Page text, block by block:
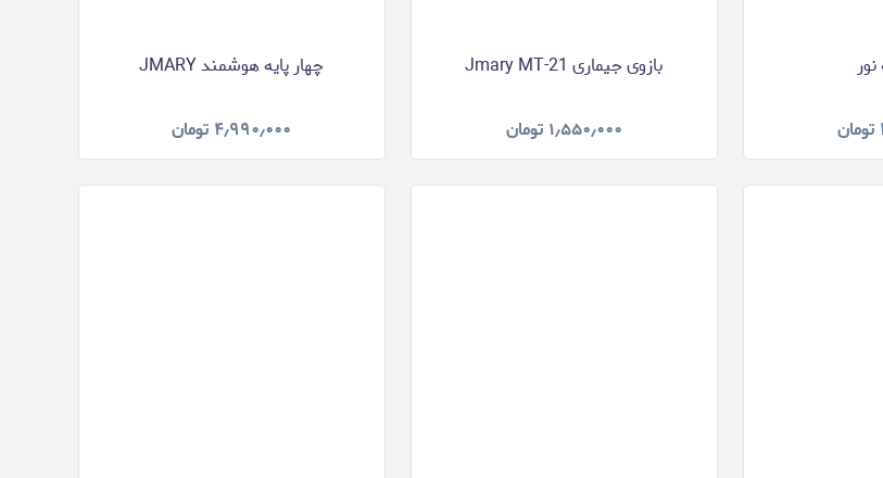
تومان
بازوی جیماری Jmary MT-21
۱٫۵۵۰٫۰۰۰ تومان
چهار پایه هوشمند JMARY
۴٫۹۹۰٫۰۰۰ تومان